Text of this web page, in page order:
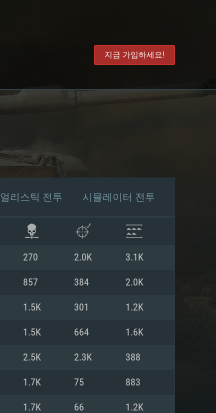
지금 가입하세요!
리스틱 전투 시뮬레이터 전투
270 2.0K 3.1K
857 384 2.0K
1.5K 301 1.2K
1.5K 664 1.6K
2.5K 2.3K 388
1.7K 75 883
1.7K 66 1.2K